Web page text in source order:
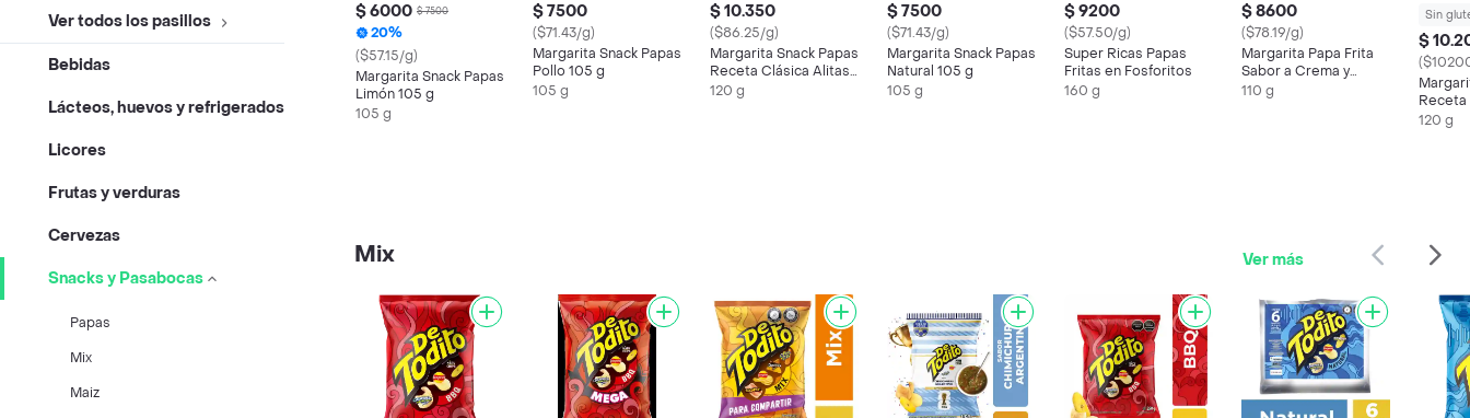
Ver todos los pasillos
Bebidas
Lácteos, huevos y refrigerados
Licores
Frutas y verduras
Cervezas
Snacks y Pasabocas
Papas
Mix
Maiz
$ 6000 $ 7500
20%
($57.15/g)
Margarita Snack Papas
Limón 105 g
105 g
$ 7500
($71.43/g)
Margarita Snack Papas
Pollo 105 g
105 g
$ 10.350
($86.25/g)
Margarita Snack Papas
Receta Clásica Alitas
Bbq 120 g
120 g
$ 7500
($71.43/g)
Margarita Snack Papas
Natural 105 g
105 g
$ 9200
($57.50/g)
Super Ricas Papas
Fritas en Fosforitos
160 g
$ 8600
($78.19/g)
Margarita Papa Frita
Sabor a Crema y
Cebolla 110 g
110 g
Sin
$
Receta
Sal
120 g
Mix Ver más